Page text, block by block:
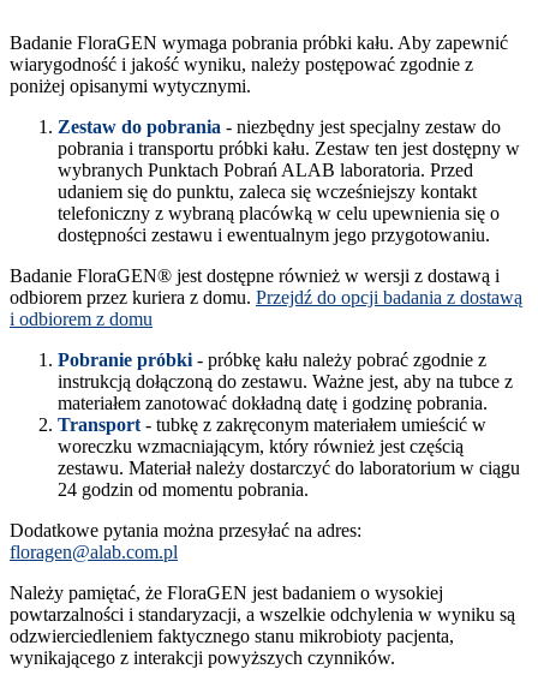
Badanie FloraGEN wymaga pobrania próbki kału. Aby zapewnić
wiarygodność i jakość wyniku, należy postępować zgodnie z
poniżej opisanymi wytycznymi.
Zestaw do pobrania - niezbędny jest specjalny zestaw do
pobrania i transportu próbki kału. Zestaw ten jest dostępny w
wybranych Punktach Pobrań ALAB laboratoria. Przed
udaniem się do punktu, zaleca się wcześniejszy kontakt
telefoniczny z wybraną placówką w celu upewnienia się o
dostępności zestawu i ewentualnym jego przygotowaniu.
Badanie FloraGEN® jest dostępne również w wersji z dostawą i
odbiorem przez kuriera z domu. Przejdź do opcji badania z dostawą
i odbiorem z domu
Pobranie próbki - próbkę kału należy pobrać zgodnie z
instrukcją dołączoną do zestawu. Ważne jest, aby na tubce z
materiałem zanotować dokładną datę i godzinę pobrania.
Transport - tubkę z zakręconym materiałem umieścić w
woreczku wzmacniającym, który również jest częścią
zestawu. Materiał należy dostarczyć do laboratorium w ciągu
24 godzin od momentu pobrania.
Dodatkowe pytania można przesyłać na adres:
floragen@alab.com.pl
Należy pamiętać, że FloraGEN jest badaniem o wysokiej
powtarzalności i standaryzacji, a wszelkie odchylenia w wyniku są
odzwierciedleniem faktycznego stanu mikrobioty pacjenta,
wynikającego z interakcji powyższych czynników.